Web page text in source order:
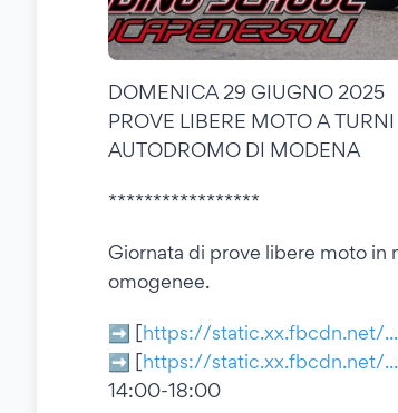
DOMENICA 29 GIUGNO 2025
PROVE LIBERE MOTO A TURNI
AUTODROMO DI MODENA
*****************
Giornata di prove libere moto in
omogenee.
➡ [https://static.xx.fbcdn.net/
➡ [https://static.xx.fbcdn.net/
14:00-18:00